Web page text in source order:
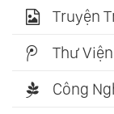
Truyện
Thư
Công